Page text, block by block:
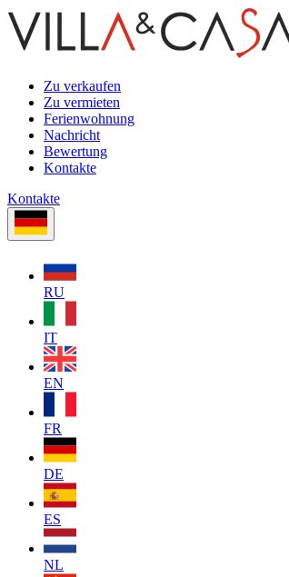
Zu verkaufen
Zu vermieten
Ferienwohnung
Nachricht
Bewertung
Kontakte
Kontakte
RU
IT
EN
FR
DE
ES
NL